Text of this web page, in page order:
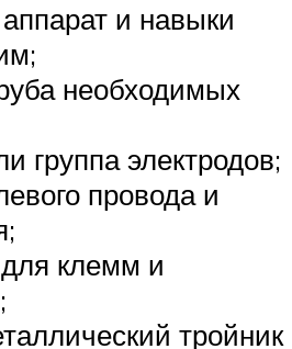
и навыки
необходимых
группа электродов;
провода и
клемм и
тройник